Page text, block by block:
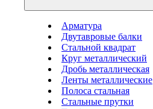
Арматура
Двутавровые балки
Стальной квадрат
Круг металлический
Дробь металлическая
Ленты металлические
Полоса стальная
Стальные прутки